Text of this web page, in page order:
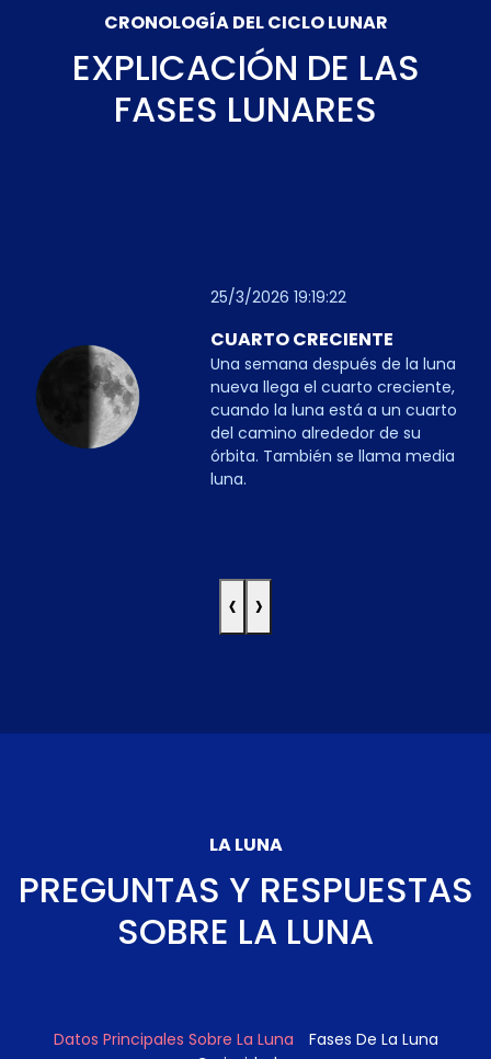
CRONOLOGÍA DEL CICLO LUNAR
EXPLICACIÓN DE LAS
FASES LUNARES
25/3/2026 19:19:22
CUARTO CRECIENTE
Una semana después de la luna
nueva llega el cuarto creciente,
cuando la luna está a un cuarto
del camino alrededor de su
órbita. También se llama media
luna.
‹ ›
LA LUNA
PREGUNTAS Y RESPUESTAS
SOBRE LA LUNA
Datos Principales Sobre La Luna
Fases De La Luna